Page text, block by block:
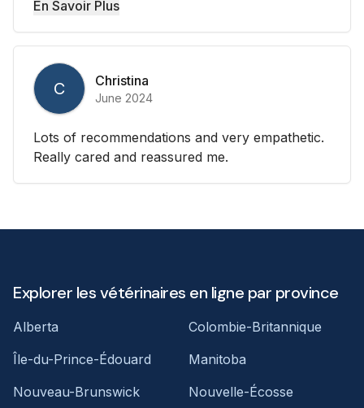
En Savoir Plus
C Christina
June 2024
Lots of recommendations and very empathetic.
Really cared and reassured me.
Explorer les vétérinaires en ligne par province
Alberta
Colombie-Britannique
Île-du-Prince-Édouard
Manitoba
Nouveau-Brunswick
Nouvelle-Écosse